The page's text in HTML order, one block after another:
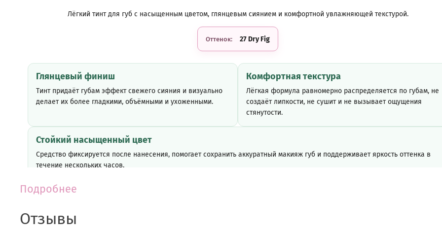
Лёгкий тинт для губ с насыщенным цветом, глянцевым сиянием и комфортной увлажняющей текстурой.
Оттенок: 27 Dry Fig
Глянцевый финиш
Тинт придаёт губам эффект свежего сияния и визуально
делает их более гладкими, объёмными и ухоженными.
Комфортная текстура
Лёгкая формула равномерно распределяется по губам, не
создаёт липкости, не сушит и не вызывает ощущения
стянутости.
Стойкий насыщенный цвет
Средство фиксируется после нанесения, помогает сохранить аккуратный макияж губ и поддерживает яркость оттенка в
течение нескольких часов.
Подробнее
Отзывы